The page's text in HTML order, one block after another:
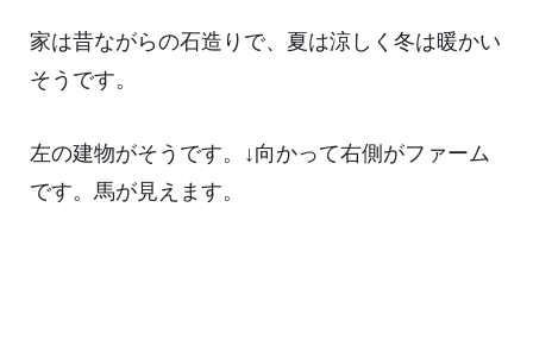
家は昔ながらの石造りで、夏は涼しく冬は暖かい
そうです。
左の建物がそうです。↓向かって右側がファーム
です。馬が見えます。